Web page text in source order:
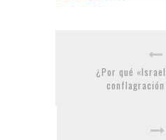
¿Por qué
conflagración